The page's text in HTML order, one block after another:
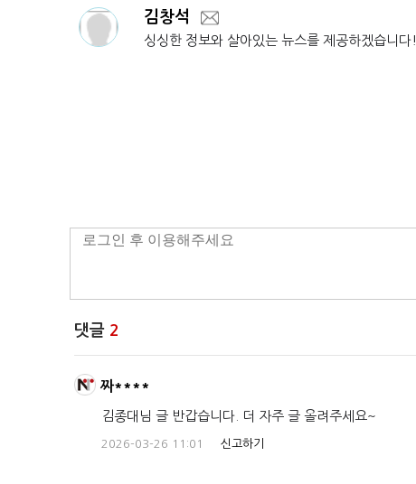
김창석
싱싱한 정보와 살아있는 뉴스를 제공하겠습니다!
댓글 2
짜****
김종대님 글 반갑습니다. 더 자주 글 올려주세요~
2026-03-26 11:01 신고하기